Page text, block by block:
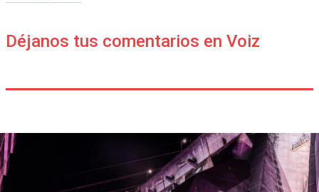
Déjanos tus comentarios en Voiz